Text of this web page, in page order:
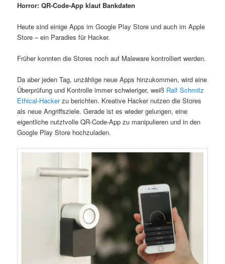
Horror: QR-Code-App klaut Bankdaten
Heute sind einige Apps im Google Play Store und auch im Apple
Store – ein Paradies für Hacker.
Früher konnten die Stores noch auf Maleware kontrolliert werden.
Da aber jeden Tag, unzählige neue Apps hinzukommen, wird eine
Überprüfung und Kontrolle immer schwieriger, weiß Ralf Schmitz
Ethical-Hackerzu berichten. Kreative Hacker nutzen die Stores
als neue Angriffsziele. Gerade ist es wieder gelungen, eine
eigentliche nutztvolle QR-Code-App zu manipulieren und in den
Google Play Store hochzuladen.